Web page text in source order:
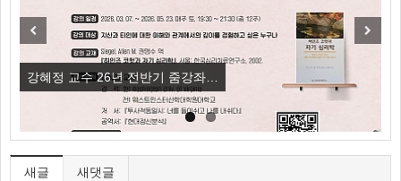
강혜정 교수 26년 전반기 줌강좌…
새글 새댓글